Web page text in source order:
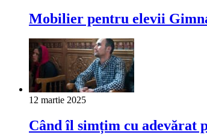
Mobilier pentru elevii
12 martie 2025
Când îl simțim cu adevărat